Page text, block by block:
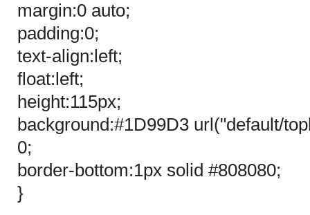
margin:0 auto;
padding:0;
text-align:left;
float:left;
height:115px;
background:#1D99D3 url("default/
0;
border-bottom:1px solid #808080;
}